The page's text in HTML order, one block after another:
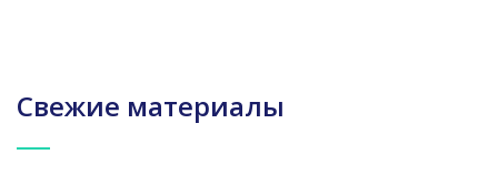
Свежие материалы